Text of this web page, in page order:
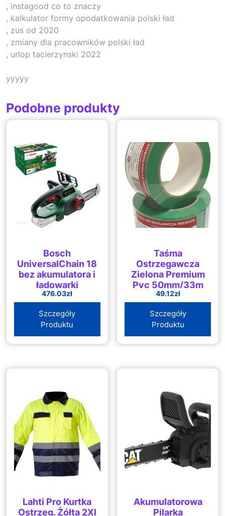
, instagood co to znaczy
, kalkulator formy opodatkowania polski ład
, zus od 2020
, zmiany dla pracowników polski ład
, urlop tacierzynski 2022
yyyyy
Podobne produkty
Bosch
UniversalChain 18
bez akumulatora i
ładowarki
06008B8001
476.03zł
Szczegóły
Produktu
Taśma
Ostrzegawcza
Zielona Premium
Pvc 50mm/33m
49.12zł
Szczegóły
Produktu
Lahti Pro Kurtka
Ostrzeg. Żółta 2Xl
Akumulatorowa
Pilarka